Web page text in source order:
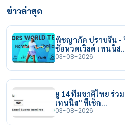
ข่าวล่าสุด
พิชญาภัค ปราบจีน -
ชัยหวดเวิลด์ เทนนิส…
03-08-2026
ยู 14 ทีมชาติไทย ร่ว
เทนนิส" ที่เช็ก…
03-08-2026